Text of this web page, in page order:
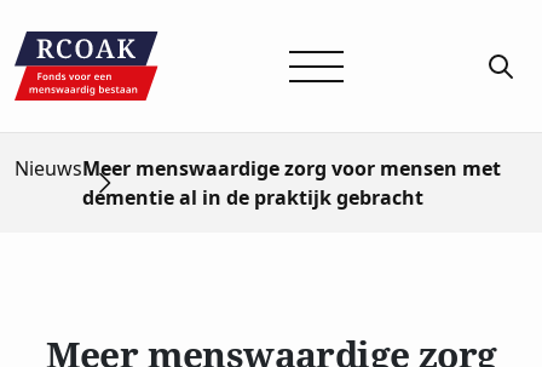
NieuwsMeer menswaardige zorg voor mensen met
dementie al in de praktijk gebracht
Meer menswaardige zorg